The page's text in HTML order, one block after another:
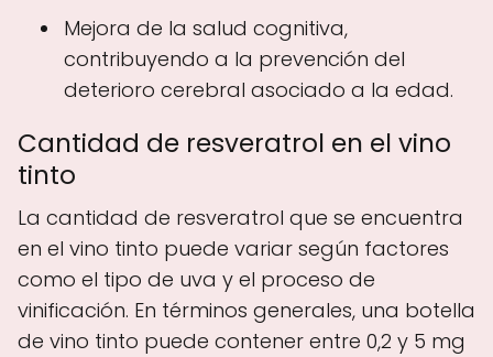
Mejora de la salud cognitiva,
contribuyendo a la prevención del
deterioro cerebral asociado a la edad.
Cantidad de resveratrol en el vino
tinto
La cantidad de resveratrol que se encuentra
en el vino tinto puede variar según factores
como el tipo de uva y el proceso de
vinificación. En términos generales, una botella
de vino tinto puede contener entre 0,2 y 5 mg